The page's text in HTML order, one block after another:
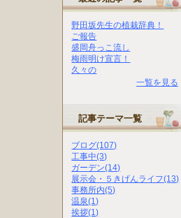
野田坂先生の植栽辞典！
ご報告
盛岡舟っこ流し
梅雨明け宣言！
久々の
一覧を見る
記事テーマ一覧
ブログ(107)
工事中(3)
ガーデン(14)
展示会・５きげんライフ(13)
事務所内(5)
温泉(1)
挨拶(1)